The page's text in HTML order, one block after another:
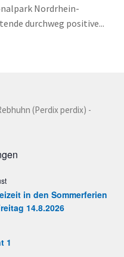
Nordrhein-
durchweg positive...
(Perdix perdix) -
in den Sommerferien
14.8.2026
1